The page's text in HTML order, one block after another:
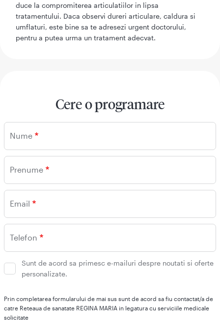
duce la compromiterea articulatiilor in lipsa
tratamentului. Daca observi dureri articulare, caldura si
umflaturi, este bine sa te adresezi urgent doctorului,
pentru a putea urma un tratament adecvat.
Cere o programare
Nume
Prenume
Email
Telefon
Sunt de acord sa primesc e-mailuri despre noutati si oferte
personalizate.
Prin completarea formularului de mai sus sunt de acord sa fiu contactat/a de
catre Reteaua de sanatate REGINA MARIA in legatura cu serviciile medicale
solicitate